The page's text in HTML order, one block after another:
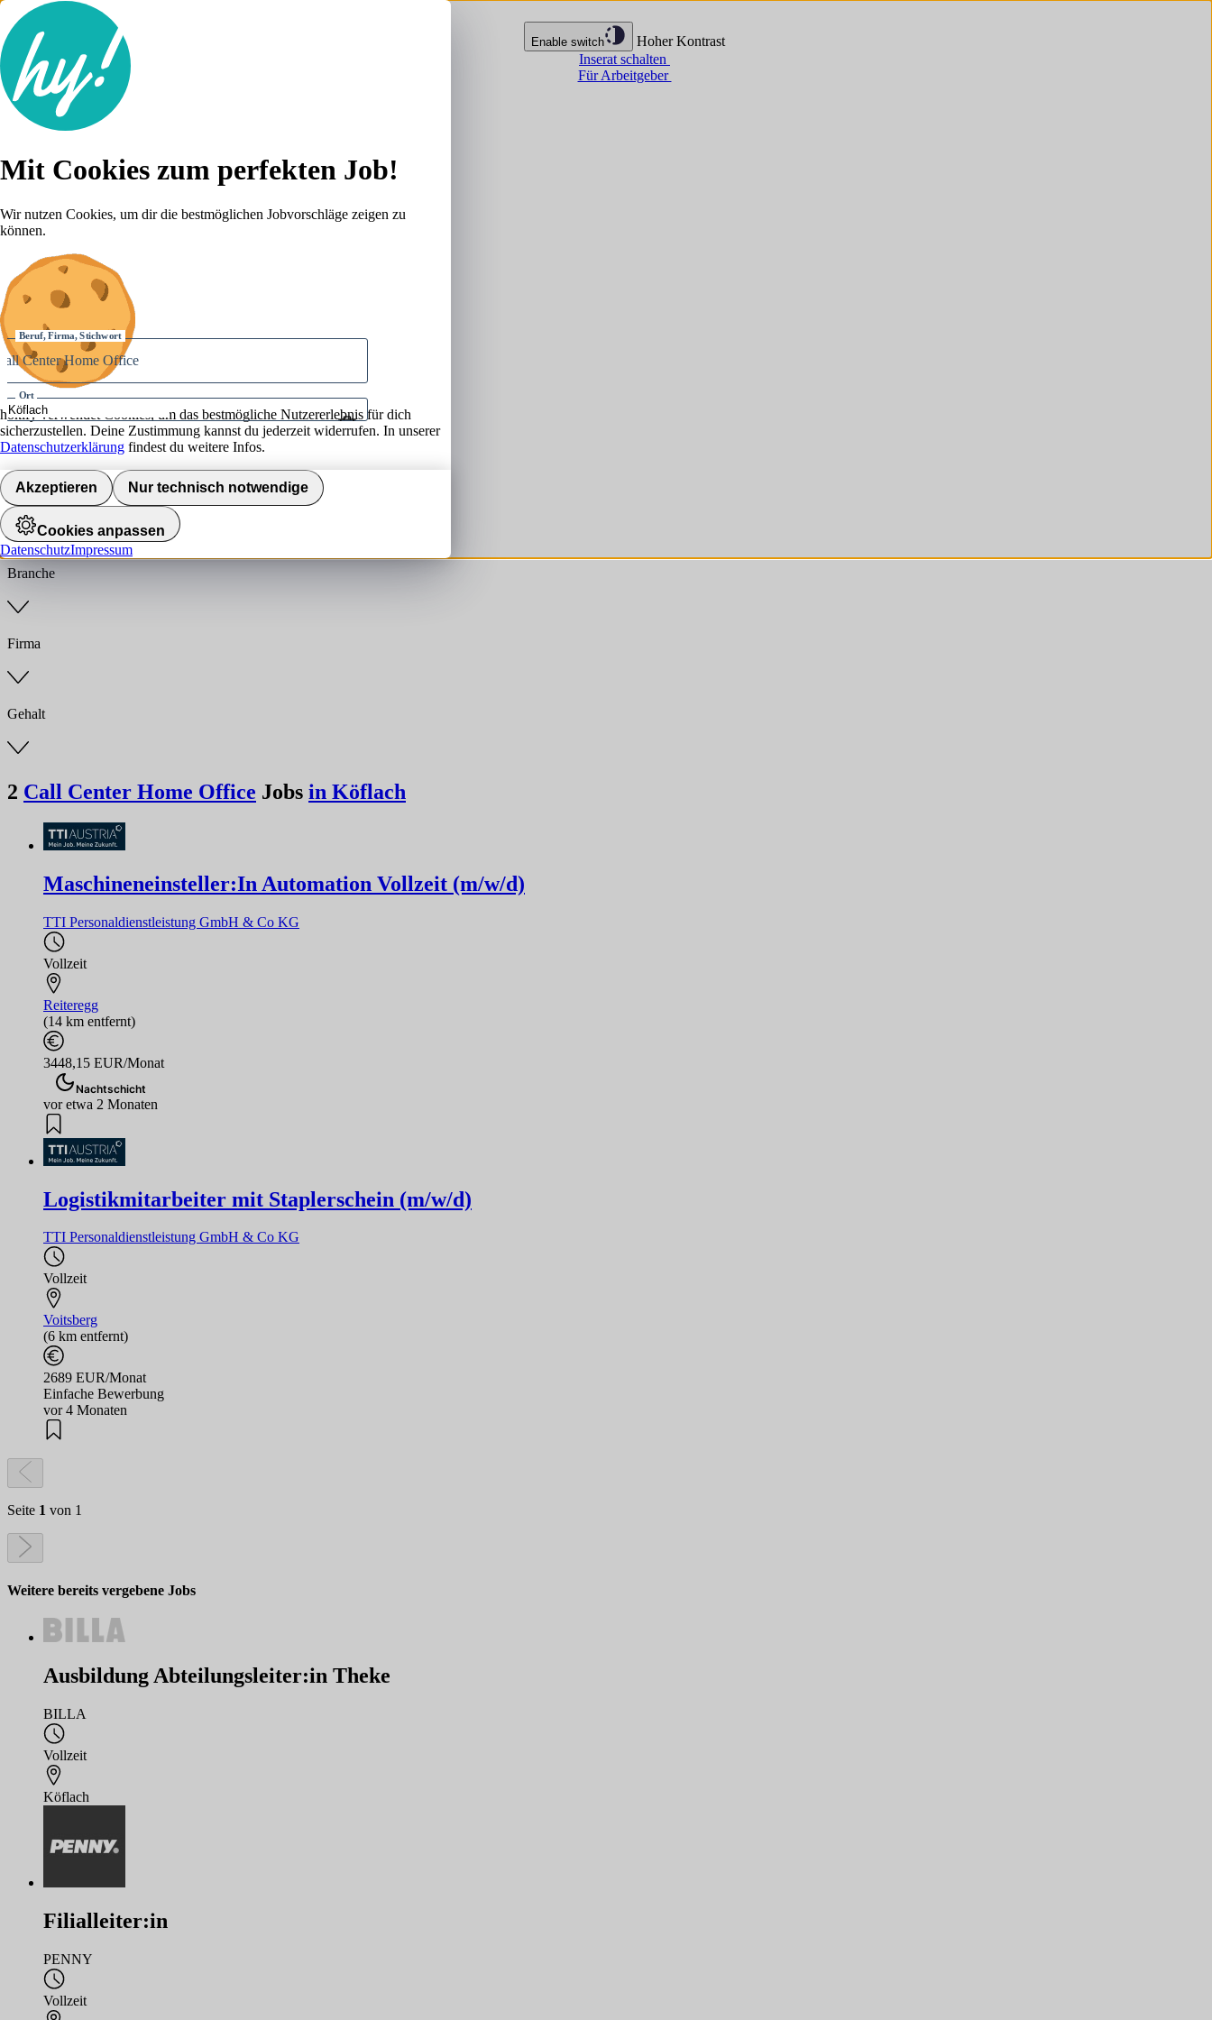
Enable switch
Hoher Kontrast
Inserat schalten
Für Arbeitgeber
Lebenslauf
Karriere-Tipps
Anmelden
Beruf, Firma, Stichwort
Ort
Umkreis
Jobs finden
Anstellungsart
Branche
Firma
Gehalt
2 Call Center Home Office Jobs in Köflach
Maschineneinsteller:In Automation Vollzeit (m/w/d)
TTI Personaldienstleistung GmbH & Co KG
Vollzeit
Reiteregg
(14 km entfernt)
3448,15 EUR/Monat
Nachtschicht
vor etwa 2 Monaten
Logistikmitarbeiter mit Staplerschein (m/w/d)
TTI Personaldienstleistung GmbH & Co KG
Vollzeit
Voitsberg
(6 km entfernt)
2689 EUR/Monat
Einfache Bewerbung
vor 4 Monaten
Seite 1 von 1
Weitere bereits vergebene Jobs
Ausbildung Abteilungsleiter:in Theke
BILLA
Vollzeit
Köflach
Filialleiter:in
PENNY
Vollzeit
Mit Cookies zum perfekten Job!
Wir nutzen Cookies, um dir die bestmöglichen Jobvorschläge zeigen zu
können.
hokify verwendet Cookies, um das bestmögliche Nutzererlebnis für dich
sicherzustellen. Deine Zustimmung kannst du jederzeit widerrufen. In unserer
Datenschutzerklärung findest du weitere Infos.
Akzeptieren Nur technisch notwendige
Cookies anpassen
DatenschutzImpressum